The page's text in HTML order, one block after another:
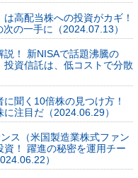
高配当株への投資がカギ！
の一手に（2024.07.13）
説！ 新NISAで話題沸騰の
投資信託は、低コストで分散
聞く10倍株の見つけ方！
注目だ（2024.06.29）
ス（米国製造業株式ファン
資！ 躍進の秘密を運用チー
）